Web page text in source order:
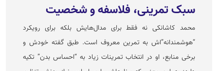
سبک تمرینی، فلاسفه و شخصیت
محمد کاشانکی نه فقط برای مدال‌هایش بلکه برای رویکرد
“هوشمندانه”‌اش به تمرین معروف است. طبق گفته خودش و
برخی منابع، او در انتخاب تمرینات زیاد به “احساس بدن” تکیه